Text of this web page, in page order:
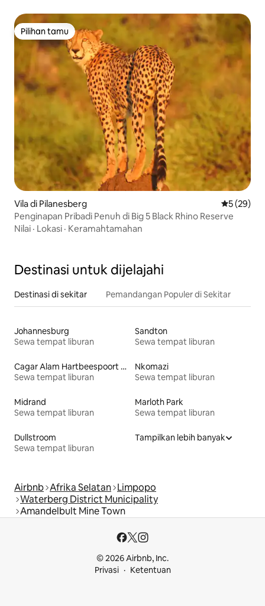
Pilihan tamu
Pilihan tamu
Vila di Pilanesberg Nilai rata-
5 (29)
Penginapan Pribadi Penuh di Big 5 Black Rhino Reserve
Nilai · Lokasi · Keramahtamahan
Destinasi untuk dijelajahi
Destinasi di sekitar Pemandangan Populer di Sekitar
Johannesburg
Sewa tempat liburan
Sandton
Sewa tempat liburan
Cagar Alam Hartbeespoort Dam
Sewa tempat liburan
Nkomazi
Sewa tempat liburan
Midrand
Sewa tempat liburan
Marloth Park
Sewa tempat liburan
Dullstroom
Sewa tempat liburan
Tampilkan lebih banyak
Airbnb Afrika Selatan Limpopo
Waterberg District Municipality
Amandelbult Mine Town
© 2026 Airbnb, Inc.
Privasi
Ketentuan